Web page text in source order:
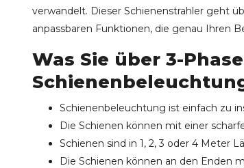
verwandelt. Dieser Schienenstrahler geht
anpassbaren Funktionen, die genau Ihren
Was Sie über 3-
Schienenbeleuchtung ist einfach zu
Die Schienen können mit einer
Schienen sind in 1, 2, 3 oder 4 Meter
Die Schienen können an den Enden